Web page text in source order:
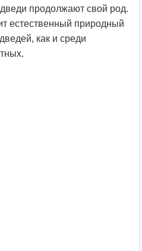
продолжают свой род.
естественный природный
как и среди